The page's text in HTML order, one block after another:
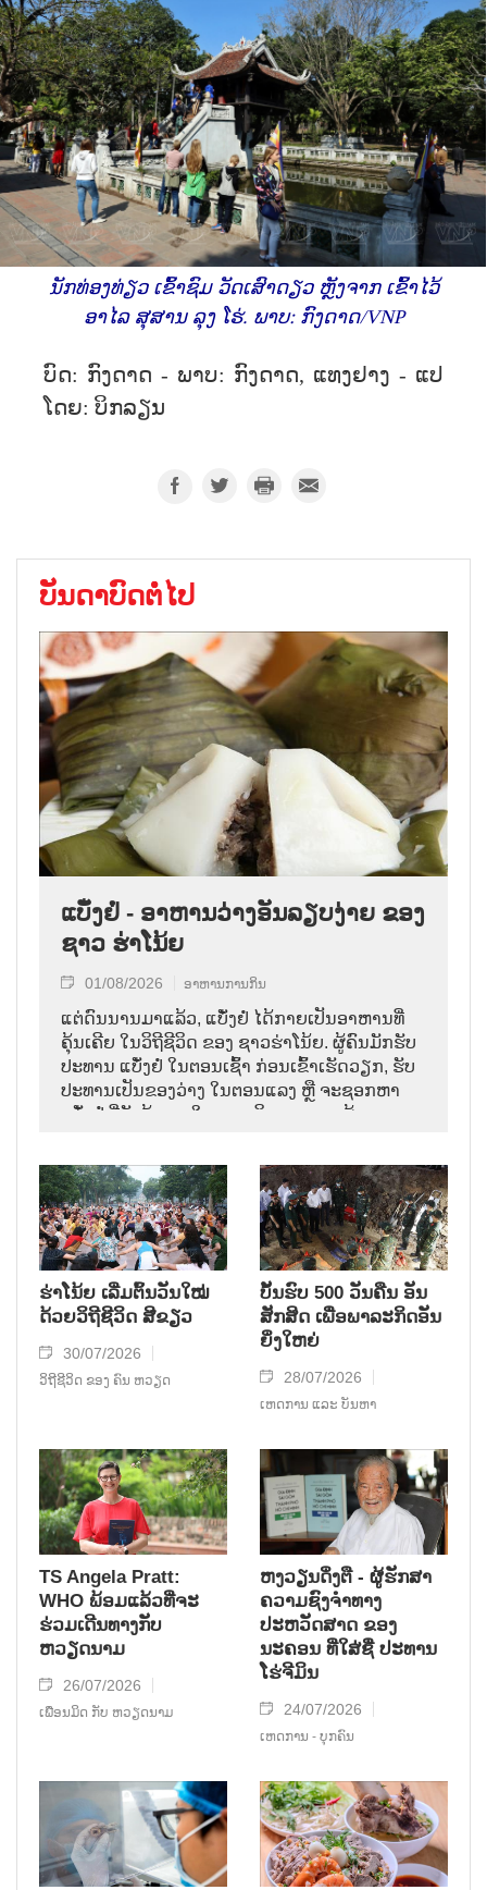
ນັກທ່ອງທ່ຽວ ເຂົ້າຊົມ ວັດເສົາດຽວ ຫຼັງຈາກ ເຂົ້າໄວ້
ອາໄລ ສຸສານ ລຸງ ໂຮ່. ພາບ: ກົງດາດ/VNP
ບົດ: ກົງດາດ - ພາບ: ກົງດາດ, ແທງຢາງ - ແປ
ໂດຍ: ບິກລຽນ
ບັນດາບົດຕໍ່ໄປ
ແບັ໋ງຢໍ່ - ອາຫານວ່າງອັນລຽບງ່າຍ ຂອງ
ຊາວ ຮ່າໂນ້ຍ
01/08/2026 ອາຫານການກິນ
ແຕ່ດົນນານມາແລ້ວ, ແບັ໋ງຢໍ່ ໄດ້ກາຍເປັນອາຫານທີ່
ຄຸ້ນເຄີຍ ໃນວິຖີຊີວິດ ຂອງ ຊາວຮ່າໂນ້ຍ. ຜູ້ຄົນມັກຮັບ
ປະທານ ແບັ໋ງຢໍ່ ໃນຕອນເຊົ້າ ກ່ອນເຂົ້າເຮັດວຽກ, ຮັບ
ປະທານເປັນຂອງວ່າງ ໃນຕອນແລງ ຫຼື ຈະຊອກຫາ
ແບັ໋ງຢໍ່ ທີ່ຍັງຮ້ອນໆ ໃນຕອນເດິກ. ຮູບພາບຜູ້ເລາະຂາຍ
ໄດ້ກາຍເປັນສ່ວນໜຶ່ງ ຂອງ ຄວາມຊົງຈຳ ຂອງ
ຊາວເມືອງຫຼວງ ມາຫຼາຍຮຸ່ນຄົນ.
ຮ່າໂນ້ຍ ເລີ່ມຕົ້ນວັນໃໝ່
ດ້ວຍວິຖີຊີວິດ ສີຂຽວ
30/07/2026
ວິຖີຊີວິດ ຂອງ ຄົນ ຫວຽດ
ບັ້ນຮົບ 500 ວັນຄືນ ອັນ
ສັກສິດ ເພື່ອພາລະກິດອັນ
ຍິ່ງໃຫຍ່
28/07/2026
ເຫດການ ແລະ ບັນຫາ
TS Angela Pratt:
WHO ພ້ອມແລ້ວທີ່ຈະ
ຮ່ວມເດີນທາງກັບ
ຫວຽດນາມ
26/07/2026
ເພື່ອນມິດ ກັບ ຫວຽດນາມ
ຫງວຽນດິ່ງຕື - ຜູ້ຮັກສາ
ຄວາມຊົງຈໍາທາງ
ປະຫວັດສາດ ຂອງ
ນະຄອນ ທີ່ໃສ່ຊື່ ປະທານ
ໂຮ່ຈີມິນ
24/07/2026
ເຫດການ - ບຸກຄົນ